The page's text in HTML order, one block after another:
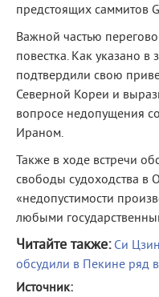
предстоящих саммитов
Важной частью
повестка. Как указано
подтвердили свою
Северной Кореи и
вопросе недопущения
Ираном.
Также в ходе встречи
свободы судоходства в
«недопустимости
любыми
Читайте также: Си
обсудили в Пекине ряд
Источник: